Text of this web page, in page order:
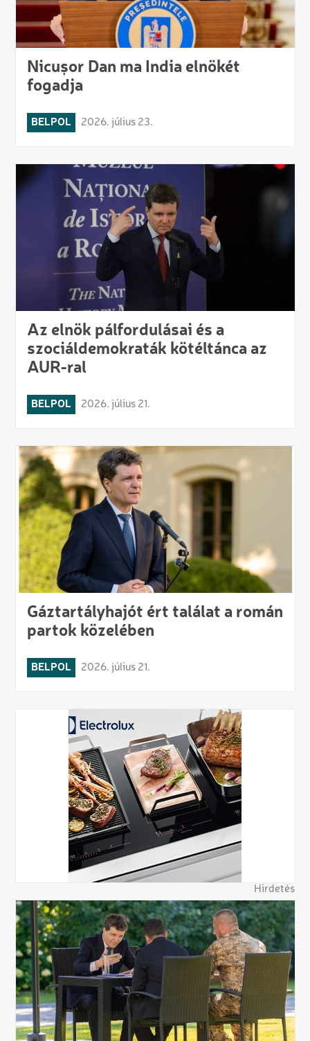
Nicușor Dan ma India elnökét
fogadja
BELPOL 2026. július 23.
Az elnök pálfordulásai és a
szociáldemokraták kötéltánca az
AUR-ral
BELPOL 2026. július 21.
Gáztartályhajót ért találat a román
partok közelében
BELPOL 2026. július 21.
Hirdetés